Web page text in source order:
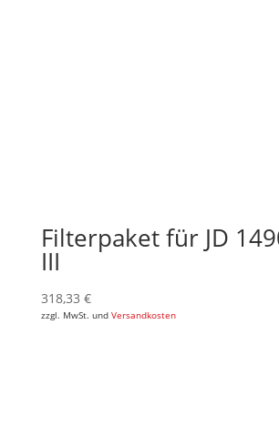
Filterpaket für JD
III
318,33 €
zzgl. MwSt. und Versandkosten